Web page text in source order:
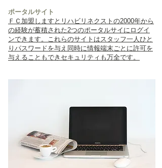
ポータルサイト
ＦＣ加盟しますとリハビリネクストの2000年から
の経験が蓄積された2つのポータルサイにログイ
ンできます。これらのサイトはスタッフ一人ひと
りパスワードを与え同時に情報端末ごとに許可を
与えることもできセキュリティも万全です。